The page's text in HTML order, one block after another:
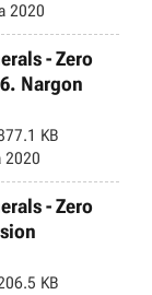
2020
- Zero
Nargon
KB
2020
- Zero
KB